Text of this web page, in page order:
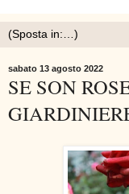
sabato 13 agosto 2022
SE SON